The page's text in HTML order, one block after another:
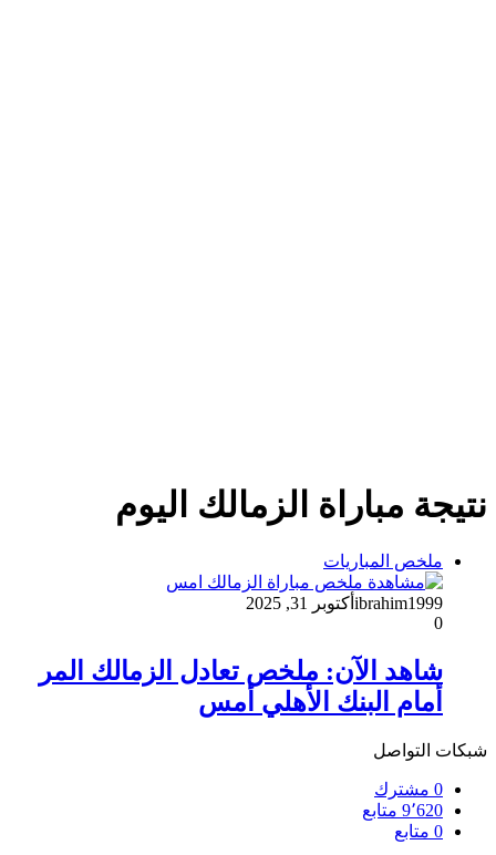
نتيجة مباراة الزمالك اليوم
ملخص المباريات
ibrahim1999 أكتوبر 31, 2025
0
شاهد الآن: ملخص تعادل الزمالك المر
أمام البنك الأهلي أمس
شبكات التواصل
0 مشترك
9٬620 متابع
0 متابع